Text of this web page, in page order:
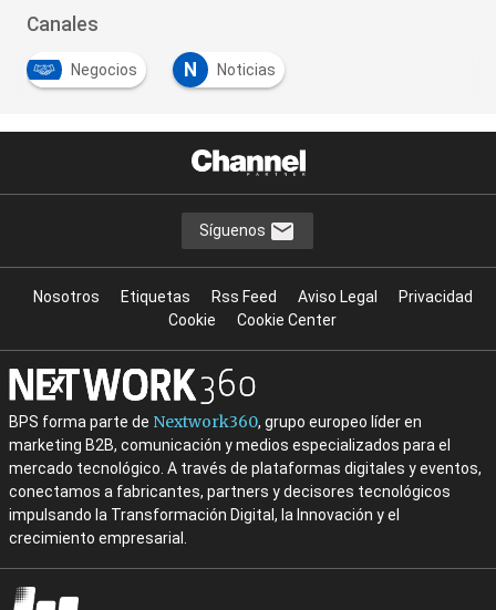
Canales
Negocios N Noticias
Síguenos
Nosotros Etiquetas Rss Feed Aviso Legal
Privacidad
Cookie
Cookie Center
BPS forma parte de Nextwork360, grupo europeo líder en
marketing B2B, comunicación y medios especializados para el
mercado tecnológico. A través de plataformas digitales y eventos,
conectamos a fabricantes, partners y decisores tecnológicos
impulsando la Transformación Digital, la Innovación y el
crecimiento empresarial.